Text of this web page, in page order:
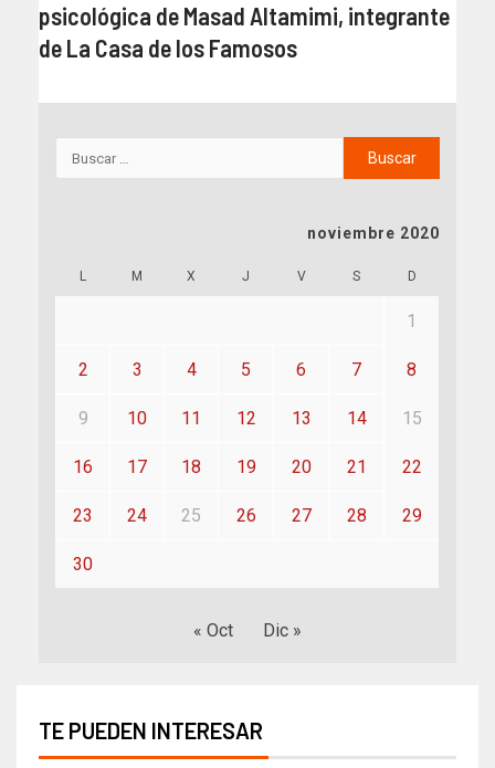
psicológica de Masad Altamimi, integrante
de La Casa de los Famosos
noviembre 2020
L M X J V S D
1
2 3 4 5 6 7 8
9 10 11 12 13 14 15
16 17 18 19 20 21 22
23 24 25 26 27 28 29
30
« Oct Dic »
TE PUEDEN INTERESAR